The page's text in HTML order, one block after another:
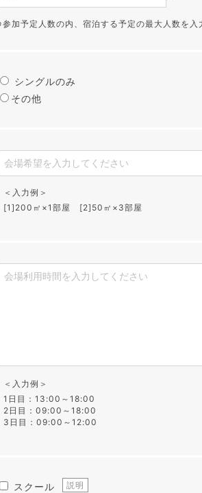
加予定人数の内、宿泊する予定の最大人数を入
シングルのみ
その他
＜入力例＞
[1]200㎡×1部屋 [2]50㎡×3部屋
＜入力例＞
1日目：13:00～18:00
2日目：09:00～18:00
3日目：09:00～12:00
スクール 説明